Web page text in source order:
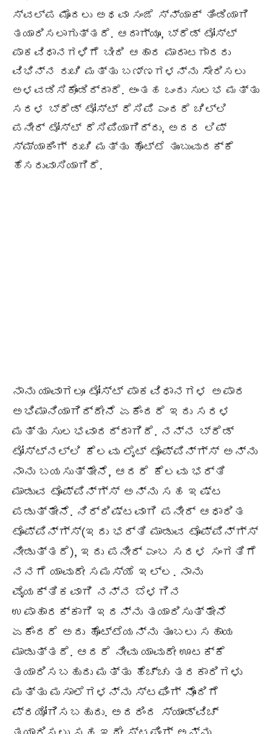
ಸ್ವಲ್ಪ ಮೊದಲು ಅಥವಾ ಸಂಜೆ ಸ್ನ್ಯಾಕ್ ತಿಂಡಿಯಾಗಿ
ತಯಾರಿಸಲಾಗುತ್ತದೆ. ಆದಾಗ್ಯೂ, ಬ್ರೆಡ್ ಟೋಸ್ಟ್
ಪಾಕವಿಧಾನಗಳಿಗೆ ಬೀದಿ ಆಹಾರ ಮಾರಾಟಗಾರರು
ವಿಭಿನ್ನ ರುಚಿ ಮತ್ತು ಬಣ್ಣಗಳನ್ನು ಸೇರಿಸಲು
ಅಳವಡಿಸಿಕೊಂಡಿದ್ದಾರೆ. ಅಂತಹ ಒಂದು ಸುಲಭ ಮತ್ತು
ಸರಳ ಬ್ರೆಡ್ ಟೋಸ್ಟ್ ರೆಸಿಪಿ ಎಂದರೆ ಚಿಲ್ಲಿ
ಪನೀರ್ ಟೋಸ್ಟ್ ರೆಸಿಪಿಯಾಗಿದ್ದು, ಅದರ ಲಿಪ್
ಸ್ಮ್ಯಾಕಿಂಗ್ ರುಚಿ ಮತ್ತು ಹೊಟ್ಟೆ ತುಂಬುವುದಕ್ಕೆ
ಹೆಸರುವಾಸಿಯಾಗಿದೆ.
ನಾನು ಯಾವಾಗಲೂ ಟೋಸ್ಟ್ ಪಾಕವಿಧಾನಗಳ ಅಪಾರ
ಅಭಿಮಾನಿಯಾಗಿದ್ದೇನೆ ಏಕೆಂದರೆ ಇದು ಸರಳ
ಮತ್ತು ಸುಲಭವಾದದ್ದಾಗಿದೆ. ನನ್ನ ಬ್ರೆಡ್
ಟೋಸ್ಟ್‌ನಲ್ಲಿ ಕೆಲವು ಲೈಟ್ ಟೊಪ್ಪಿನ್ಗ್ಸ್ ಅನ್ನು
ನಾನು ಬಯಸುತ್ತೇನೆ, ಆದರೆ ಕೆಲವು ಭರ್ತಿ
ಮಾಡುವ ಟೊಪ್ಪಿನ್ಗ್ಸ್ ಅನ್ನು ಸಹ ಇಷ್ಟ
ಪಡುತ್ತೇನೆ. ನಿರ್ದಿಷ್ಟವಾಗಿ ಪನೀರ್ ಆಧಾರಿತ
ಟೊಪ್ಪಿನ್ಗ್ಸ್(ಇದು ಭರ್ತಿ ಮಾಡುವ ಟೊಪ್ಪಿನ್ಗ್ಸ್
ನೀಡುತ್ತದೆ), ಇದು ಪನೀರ್ ಎಂಬ ಸರಳ ಸಂಗತಿಗೆ
ನನಗೆ ಯಾವುದೇ ಸಮಸ್ಯೆ ಇಲ್ಲ. ನಾನು
ವೈಯಕ್ತಿಕವಾಗಿ ನನ್ನ ಬೆಳಗಿನ
ಉಪಾಹಾರಕ್ಕಾಗಿ ಇದನ್ನು ತಯಾರಿಸುತ್ತೇನೆ
ಏಕೆಂದರೆ ಅದು ಹೊಟ್ಟೆಯನ್ನು ತುಂಬಲು ಸಹಾಯ
ಮಾಡುತ್ತದೆ. ಆದರೆ ನೀವು ಯಾವುದೇ ಊಟಕ್ಕೆ
ತಯಾರಿಸಬಹುದು ಮತ್ತು ಹೆಚ್ಚು ತರಕಾರಿಗಳು
ಮತ್ತು ಮಸಾಲೆಗಳನ್ನು ಸ್ಟಫಿಂಗ್ ನೊಂದಿಗೆ
ಪ್ರಯೋಗಿಸಬಹುದು. ಅದರಿಂದ ಸ್ಯಾಂಡ್‌ವಿಚ್